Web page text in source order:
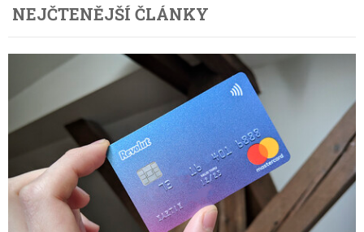
NEJČTENĚJŠÍ ČLÁNKY